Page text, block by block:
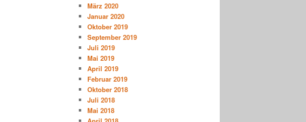
März 2020
Januar 2020
Oktober 2019
September 2019
Juli 2019
Mai 2019
April 2019
Februar 2019
Oktober 2018
Juli 2018
Mai 2018